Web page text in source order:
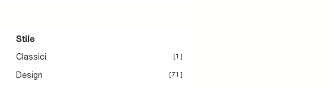
Stile
Classici 1
Design 71